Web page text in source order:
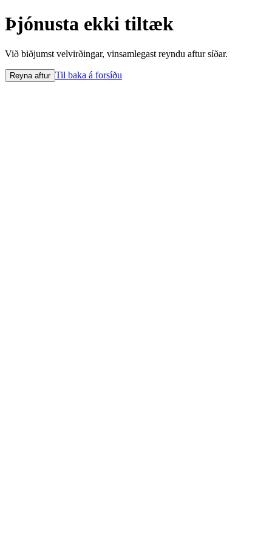
Þjónusta ekki tiltæk
Við biðjumst velvirðingar, vinsamlegast reyndu aftur síðar.
Reyna aftur Til baka á forsíðu